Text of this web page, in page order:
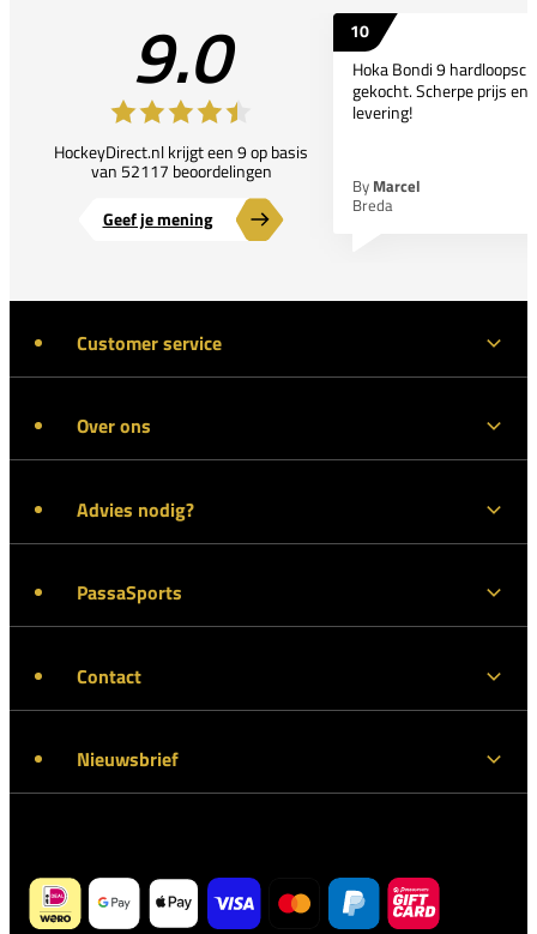
9.0
HockeyDirect.nl krijgt een 9 op basis
van 52117 beoordelingen
Geef je mening
10
Hoka Bondi 9
gekocht. Scherpe prijs en
levering!
By Marcel
Breda
Customer service
Over ons
Advies nodig?
PassaSports
Contact
Nieuwsbrief